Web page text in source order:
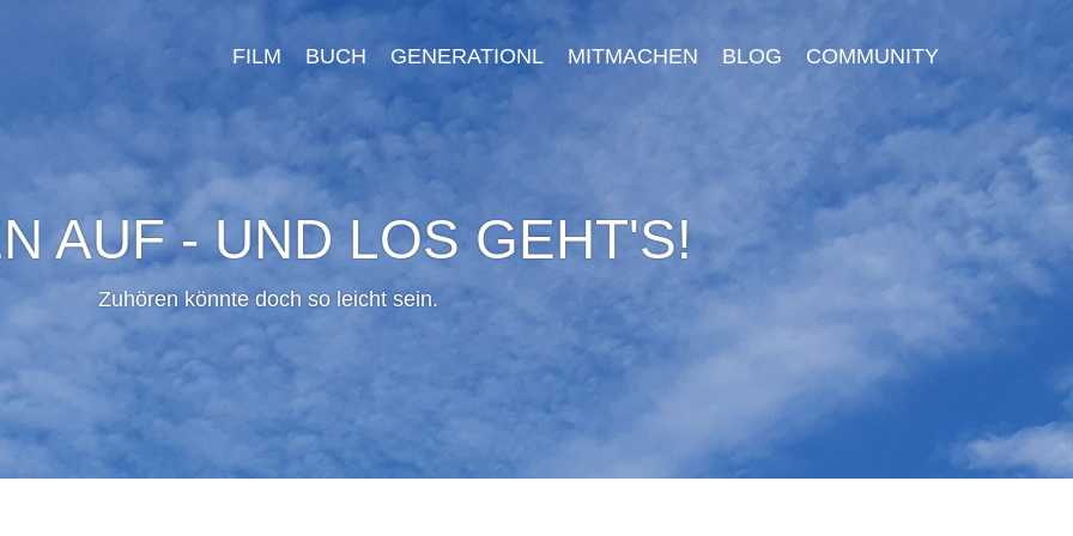
FILM BUCH GENERATIONL MITMACHEN BLOG COMMUNITY
AUF - UND LOS GEHT'S!
Zuhören könnte doch so leicht sein.